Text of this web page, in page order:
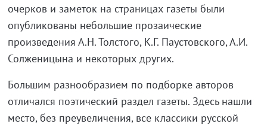
очерков и заметок на страницах газеты были
опубликованы небольшие прозаические
произведения А.Н. Толстого, К.Г. Паустовского, А.И.
Солженицына и некоторых других.
Большим разнообразием по подборке авторов
отличался поэтический раздел газеты. Здесь нашли
место, без преувеличения, все классики русской